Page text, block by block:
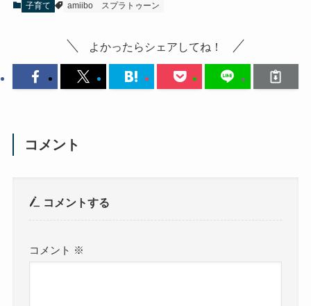
子育て amiibo スプラトゥーン
よかったらシェアしてね！
コメント
コメントする
コメント ※